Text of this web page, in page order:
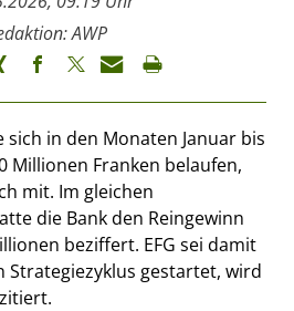
AWP
sich in den Monaten Januar bis
Millionen Franken belaufen,
mit. Im gleichen
die Bank den Reingewinn
beziffert. EFG sei damit
Strategiezyklus gestartet, wird